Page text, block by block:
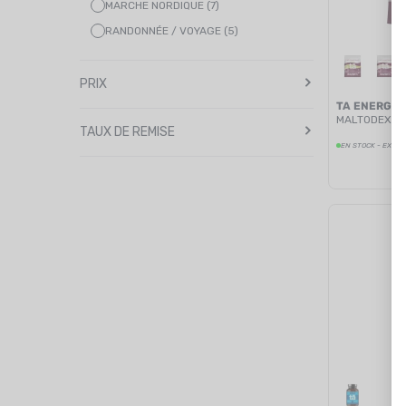
MARCHE NORDIQUE (7)
RANDONNÉE / VOYAGE (5)
TRIATHLON (1)
PRIX
TAUX DE REMISE
TA ENERGY
EN STOCK -